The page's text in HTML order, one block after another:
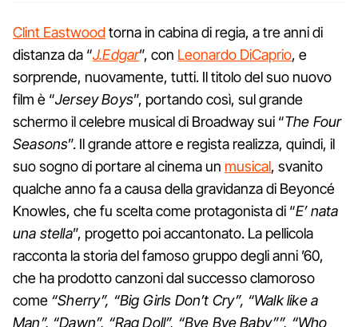
Clint Eastwoodtorna in cabina di regia, a tre anni di
distanza da “J.Edgar”, con Leonardo DiCaprio, e
sorprende, nuovamente, tutti. Il titolo del suo nuovo
film è “Jersey Boys”, portando così, sul grande
schermo il celebre musical di Broadway sui “The Four
Seasons”. Il grande attore e regista realizza, quindi, il
suo sogno di portare al cinema un musical, svanito
qualche anno fa a causa della gravidanza di Beyoncé
Knowles, che fu scelta come protagonista di “E’ nata
una stella”, progetto poi accantonato. La pellicola
racconta la storia del famoso gruppo degli anni ’60,
che ha prodotto canzoni dal successo clamoroso
come “Sherry”, “Big Girls Don’t Cry”, “Walk like a
Man”, “Dawn”, “Rag Doll”, “Bye Bye Baby””, “Who